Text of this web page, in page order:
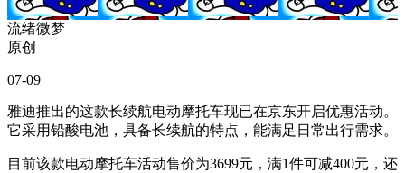
流绪微梦
原创
07-09
雅迪推出的这款长续航电动摩托车现已在京东开启优惠活动。
它采用铅酸电池，具备长续航的特点，能满足日常出行需求。
目前该款电动摩托车活动售价为3699元，满1件可减400元，还